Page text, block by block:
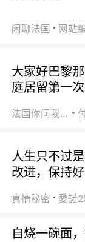
闲聊法国 网站
大家好巴黎
庭居留第一
法国你问我答
人生只不过
改进，保持
真情秘密 愛諾
自烧一碗面